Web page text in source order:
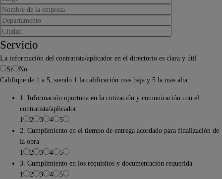
Servicio
La información del contratista/aplicador en el directorio es clara y útil
Si
No
Califique de 1 a 5, siendo 1 la calificación mas baja y 5 la mas alta:
1. Información oportuna en la cotización y comunicación con el
contratista/aplicador
1
2 3 4
5
2. Cumplimiento en el tiempo de entrega acordado para finalización de
la obra
1
2 3 4
5
3. Cumplimiento en los requisitos y documentación requerida
1
2 3 4
5